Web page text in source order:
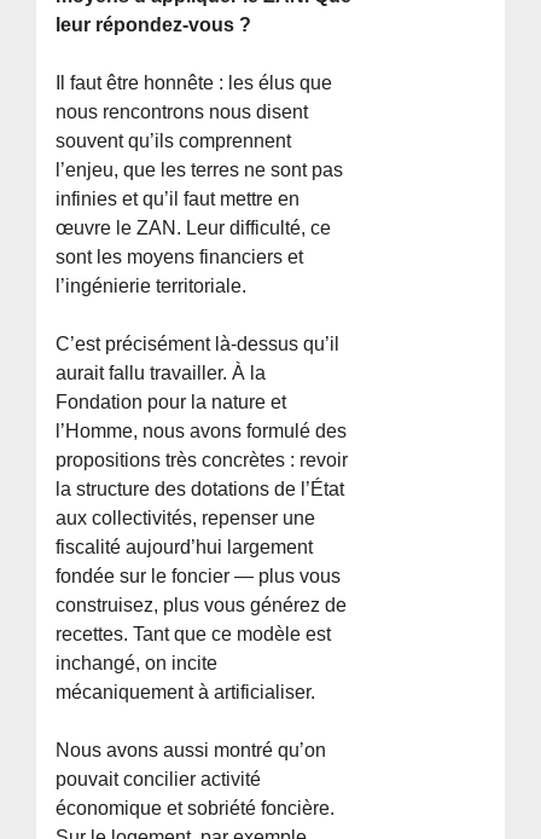
leur répondez-vous ?
Il faut être honnête : les élus que
nous rencontrons nous disent
souvent qu’ils comprennent
l’enjeu, que les terres ne sont pas
infinies et qu’il faut mettre en
œuvre le ZAN. Leur difficulté, ce
sont les moyens financiers et
l’ingénierie territoriale.
C’est précisément là-dessus qu’il
aurait fallu travailler. À la
Fondation pour la nature et
l’Homme, nous avons formulé des
propositions très concrètes : revoir
la structure des dotations de l’État
aux collectivités, repenser une
fiscalité aujourd’hui largement
fondée sur le foncier — plus vous
construisez, plus vous générez de
recettes. Tant que ce modèle est
inchangé, on incite
mécaniquement à artificialiser.
Nous avons aussi montré qu’on
pouvait concilier activité
économique et sobriété foncière.